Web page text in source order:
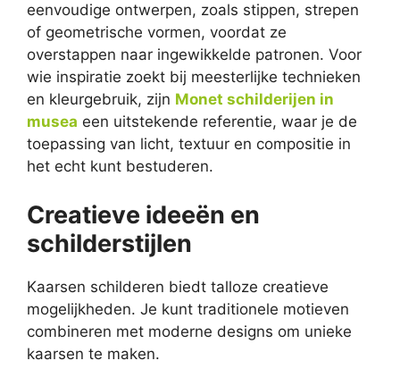
eenvoudige ontwerpen, zoals stippen, strepen
of geometrische vormen, voordat ze
overstappen naar ingewikkelde patronen. Voor
wie inspiratie zoekt bij meesterlijke technieken
en kleurgebruik, zijn Monet schilderijen in
musea een uitstekende referentie, waar je de
toepassing van licht, textuur en compositie in
het echt kunt bestuderen.
Creatieve ideeën en
schilderstijlen
Kaarsen schilderen biedt talloze creatieve
mogelijkheden. Je kunt traditionele motieven
combineren met moderne designs om unieke
kaarsen te maken.